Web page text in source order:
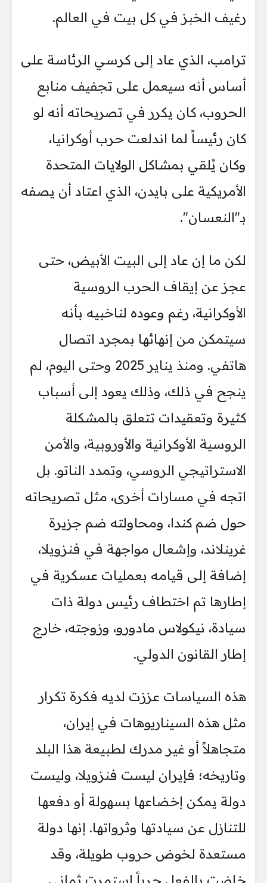
رغيف الخبز في كل بيت في العالم.
ترامب، الذي عاد إلى كرسي الرئاسة على
أساس أنه سيعمل على تجفيف منابع
الحروب، كان يكرر في تصريحاته أنه لو
كان رئيساً لما اندلعت حرب أوكرانيا،
وكان يُلقي بمشاكل الولايات المتحدة
الأمريكية على بايدن، الذي اعتاد أن يصفه
بـ"النعسان".
لكن ما إن عاد إلى البيت الأبيض، حتى
عجز عن إيقاف الحرب الروسية
الأوكرانية، رغم وعوده لناخبيه بأنه
سيتمكن من إنهائها بمجرد اتصال
هاتفي. ومنذ يناير 2025 وحتى اليوم، لم
ينجح في ذلك، وذلك يعود إلى أسباب
كثيرة وتعقيدات تتعلق بالمشكلة
الروسية الأوكرانية والأوروبية، والأمن
الاستراتيجي الروسي، وتمدد الناتو. بل
اتجه في مسارات أخرى، مثل تصريحاته
حول ضم كندا، ومحاولته ضم جزيرة
غرينلاند، وإشعال مواجهة في فنزويلا،
إضافة إلى قيامه بعمليات عسكرية في
إطارها تم اختطاف رئيس دولة ذات
سيادة، نيكولاس مادورو، وزوجته، خارج
إطار القانون الدولي.
هذه السياسات عززت لديه فكرة تكرار
مثل هذه السيناريوهات في إيران،
متجاهلاً أو غير مدرك لطبيعة هذا البلد
وتاريخه؛ فإيران ليست فنزويلا، وليست
دولة يمكن إخضاعها بسهولة أو دفعها
للتنازل عن سيادتها وثرواتها. إنها دولة
مستعدة لخوض حروب طويلة، وقد